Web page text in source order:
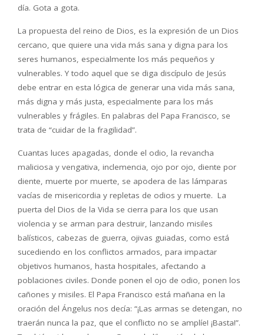
día. Gota a gota.
La propuesta del reino de Dios, es la expresión de un Dios
cercano, que quiere una vida más sana y digna para los
seres humanos, especialmente los más pequeños y
vulnerables. Y todo aquel que se diga discípulo de Jesús
debe entrar en esta lógica de generar una vida más sana,
más digna y más justa, especialmente para los más
vulnerables y frágiles. En palabras del Papa Francisco, se
trata de “cuidar de la fragilidad”.
Cuantas luces apagadas, donde el odio, la revancha
maliciosa y vengativa, inclemencia, ojo por ojo, diente por
diente, muerte por muerte, se apodera de las lámparas
vacías de misericordia y repletas de odios y muerte. La
puerta del Dios de la Vida se cierra para los que usan
violencia y se arman para destruir, lanzando misiles
balísticos, cabezas de guerra, ojivas guiadas, como está
sucediendo en los conflictos armados, para impactar
objetivos humanos, hasta hospitales, afectando a
poblaciones civiles. Donde ponen el ojo de odio, ponen los
cañones y misiles. El Papa Francisco está mañana en la
oración del Ángelus nos decía: “¡Las armas se detengan, no
traerán nunca la paz, que el conflicto no se amplíe! ¡Basta!”.